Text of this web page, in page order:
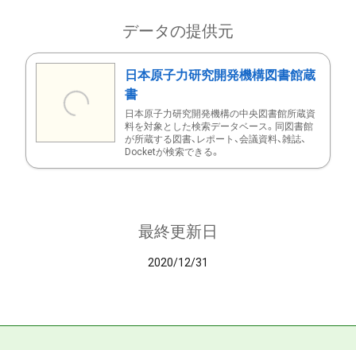
データの提供元
日本原子力研究開発機構図書館蔵
書
日本原子力研究開発機構の中央図書館所蔵資
料を対象とした検索データベース。同図書館
が所蔵する図書、レポート、会議資料、雑誌、
Docketが検索できる。
最終更新日
2020/12/31